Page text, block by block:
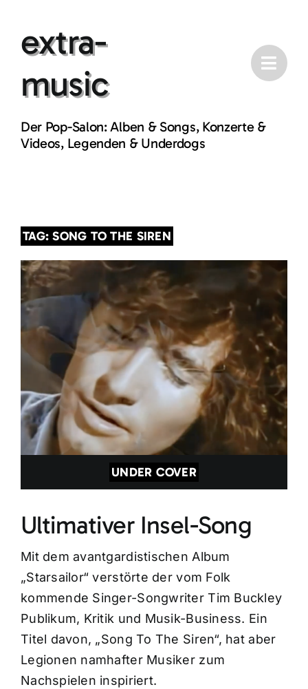
contentextra-
music
Der Pop-Salon: Alben & Songs, Konzerte &
Videos, Legenden & Underdogs
TAG: SONG TO THE SIREN
UNDER COVER
Ultimativer Insel-Song
Mit dem avantgardistischen Album
„Starsailor“ verstörte der vom Folk
kommende Singer-Songwriter Tim Buckley
Publikum, Kritik und Musik-Business. Ein
Titel davon, „Song To The Siren“, hat aber
Legionen namhafter Musiker zum
Nachspielen inspiriert.